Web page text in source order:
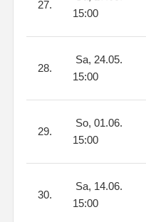
27.
15:00
28.
Sa, 24.05.
15:00
29.
So, 01.06.
15:00
30.
Sa, 14.06.
15:00